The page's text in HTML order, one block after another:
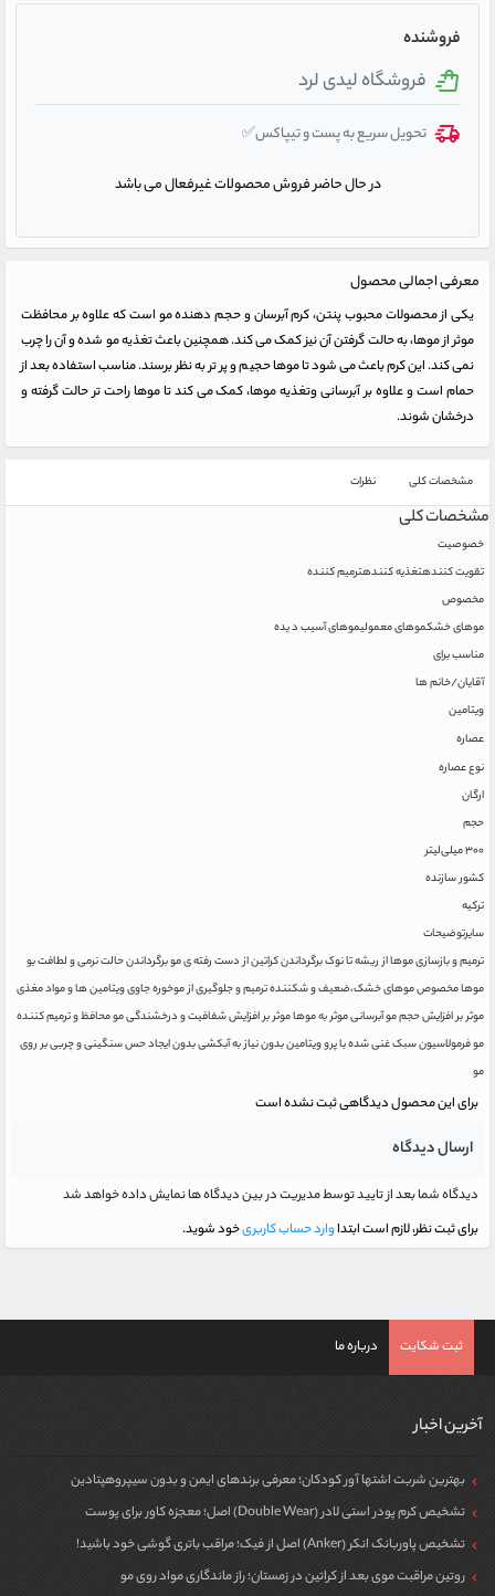
فروشنده
فروشگاه لیدی لرد
تحویل سریع به پست و تیپاکس✅
در حال حاضر فروش محصولات غیرفعال می باشد
معرفی اجمالی محصول
یکی از محصولات محبوب پنتن، کرم آبرسان و حجم دهنده مو است که علاوه بر محافظت
موثر از موها، به حالت گرفتن آن نیز کمک می کند. همچنین باعث تغذیه مو شده و آن را چرب
نمی کند. این کرم باعث می شود تا موها حجیم و پر تر به نظر برسند. مناسب استفاده بعد از
حمام است و علاوه بر آبرسانی وتغذیه موها، کمک می کند تا موها راحت تر حالت گرفته و
درخشان شوند.
مشخصات کلی نظرات
مشخصات کلی
خصوصیت
تقویت کنندهتغذیه کنندهترمیم کننده
مخصوص
موهای خشکموهای معمولیموهای آسیب د یده
مناسب برای
آقایان/خانم ها
ویتامین
عصاره
نوع عصاره
ارگان
حجم
۳۰۰ میلی‌لیتر
کشور سازنده
ترکیه
سایرتوضیحات
ترمیم و بازسازی موها از ریشه تا نوک برگرداندن کراتین از دست رفته ی مو برگرداندن حالت نرمی و لطافت بو
موها مخصوص موهای خشک،ضعیف و شکننده ترمیم و جلوگیری از موخوره جاوی ویتامین ها و مواد مغذی
موثر بر افزایش حجم مو آبرسانی موثر به موها موثر بر افزایش شفافیت و درخشندگی مو محافظ و ترمیم کننده
مو فرمولاسیون سبک غنی شده با پرو ویتامین بدون نیاز به آبکشی بدون ایجاد حس سنگینی و چربی بر روی
مو
برای این محصول دیدگاهی ثبت نشده است
ارسال دیدگاه
دیدگاه شما بعد از تایید توسط مدیریت در بین دیدگاه ها نمایش داده خواهد شد
برای ثبت نظر، لازم است ابتداوارد حساب کاربریخود شوید.
ثبت شکایت درباره ما
آخرین اخبار
بهترین شربت اشتها آور کودکان؛ معرفی برندهای ایمن و بدون سیپروهپتادین
تشخیص کرم پودر استی لادر (Double Wear) اصل؛ معجزه کاور برای پوست
تشخیص پاوربانک انکر (Anker) اصل از فیک؛ مراقب باتری گوشی خود باشید!
روتین مراقبت موی بعد از کراتین در زمستان؛ راز ماندگاری مواد روی مو